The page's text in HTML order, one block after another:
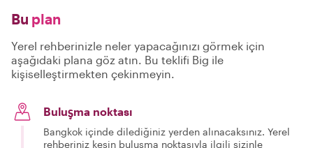
Bu plan
Yerel rehberinizle neler yapacağınızı görmek için
aşağıdaki plana göz atın. Bu teklifi Big ile
kişiselleştirmekten çekinmeyin.
Buluşma noktası
Bangkok içinde dilediğiniz yerden alınacaksınız. Yerel
rehberiniz kesin buluşma noktasıyla ilgili sizinle